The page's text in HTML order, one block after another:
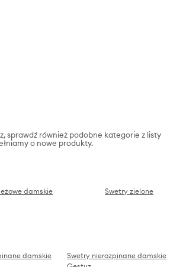
sprawdź również podobne kategorie z listy
o nowe produkty.
damskie
Swetry zielone
damskie
Swetry nierozpinane damskie